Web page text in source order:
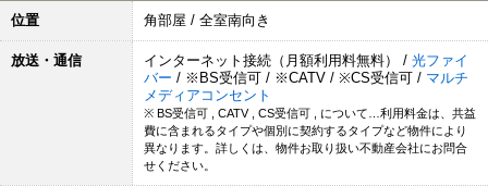
位置 角部屋 / 全室南向き
放送・通信 インターネット接続（月額利用料無料） / 光ファイ
バー / ※BS受信可 / ※CATV / ※CS受信可 / マルチ
メディアコンセント
※ BS受信可 , CATV , CS受信可 , について…利用料金は、共益
費に含まれるタイプや個別に契約するタイプなど物件により
異なります。詳しくは、物件お取り扱い不動産会社にお問合
せください。